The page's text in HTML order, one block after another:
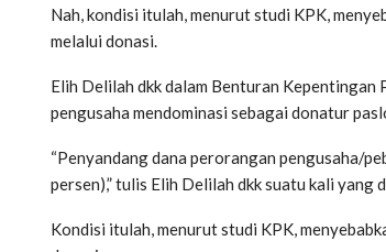
Nah, kondisi itulah, menurut studi KPK,
melalui donasi.
Elih Delilah dkk dalam Benturan Kepentingan
pengusaha mendominasi sebagai donatur
“Penyandang dana perorangan pengusaha/
persen),” tulis Elih Delilah dkk suatu kali yang
Kondisi itulah, menurut studi KPK,